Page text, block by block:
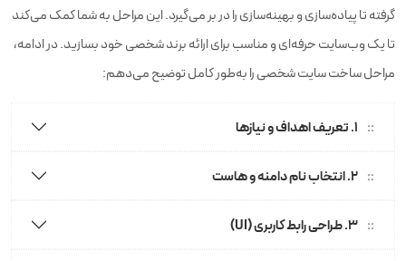
گرفته تا پیاده‌سازی و بهینه‌سازی را در بر می‌گیرد. این مراحل به شما کمک می‌کند
تا یک وب‌سایت حرفه‌ای و مناسب برای ارائه برند شخصی خود بسازید. در ادامه،
مراحل ساخت سایت شخصی را به‌طور کامل توضیح می‌دهم:
۱. تعریف اهداف و نیازها
۲. انتخاب نام دامنه و هاست
3. طراحی رابط کاربری (UI)